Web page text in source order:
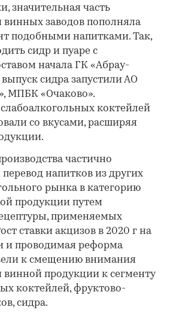
значительная часть
заводов пополняла
подобными напитками. Так,
сидр и пуаре с
начала ГК «Абрау-
сидра запустили АО
МПБК «Очаково».
коктейлей
со вкусами, расширяя
частично
перевод напитков из других
рынка в категорию
продукции путем
применяемых
ставки акцизов в 2020 г на
и проводимая реформа
к смещению внимания
винной продукции к сегменту
коктейлей, фруктово-
сидра.